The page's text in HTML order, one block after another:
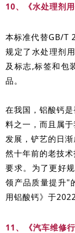
10、《水处理剂
本标准代替GB/T
规定了水处理剂
及标志,标签和包
品。
在我国，铝酸钙
料之一，而且属
发展，铲艺的日
然十年前的老技
要求。为了更好
领产品质量提升"
用铝酸钙》于
11、《汽车维修